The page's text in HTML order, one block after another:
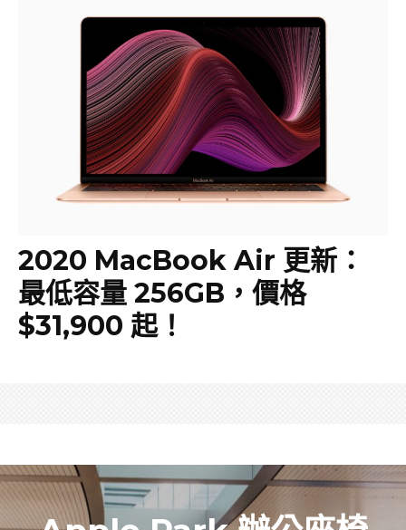
2020 MacBook Air 更新：
最低容量 256GB，價格
$31,900 起！